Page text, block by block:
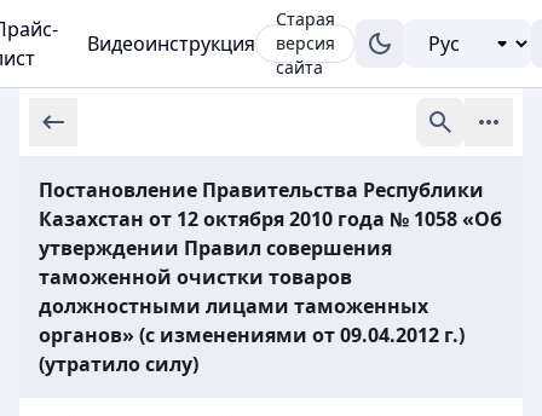
Видеоинструкция
Старая
версия
сайта
Постановление Правительства Республики
Казахстан от 12 октября 2010 года № 1058 «Об
утверждении Правил совершения
таможенной очистки товаров
должностными лицами таможенных
органов» (с изменениями от 09.04.2012 г.)
(утратило силу)